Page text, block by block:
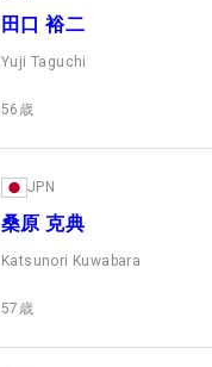
田口 裕二
Yuji Taguchi
56 歳
JPN
桑原 克典
Katsunori Kuwabara
57 歳